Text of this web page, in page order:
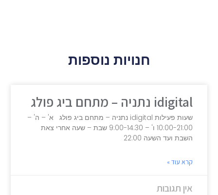
חנויות נוספות
idigital נתניה – מתחם ביג פולג
שעות פעילות idigital נתניה – מתחם ביג פולג א' – ה' –
10:00-21:00 ו' – 9:00-14:30 שבת – שעה אחרי צאת
השבת ועד השעה 22:00
קרא עוד »
אין תגובות